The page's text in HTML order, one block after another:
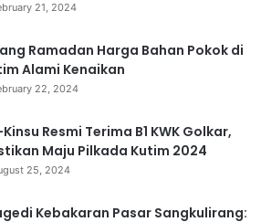
21, 2024
Ramadan Harga Bahan Pokok di
Alami Kenaikan
22, 2024
Kinsu Resmi Terima B1 KWK Golkar,
Maju Pilkada Kutim 2024
25, 2024
Kebakaran Pasar Sangkulirang: